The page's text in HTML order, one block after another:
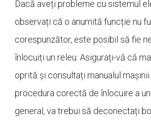
Dacă aveți probleme cu sistemul
observați că o anumită funcție nu
corespunzător, este posibil să fie
înlocuiți un releu. Asigurați-vă că
oprită și consultați manualul
procedura corectă de înlocuire a
general, va trebui să deconectați